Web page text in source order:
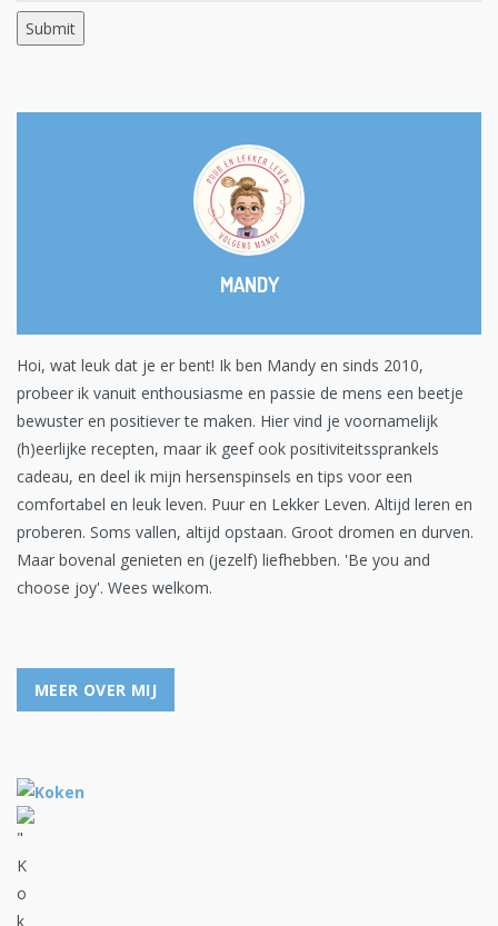
MANDY
Hoi, wat leuk dat je er bent! Ik ben Mandy en sinds 2010,
probeer ik vanuit enthousiasme en passie de mens een beetje
bewuster en positiever te maken. Hier vind je voornamelijk
(h)eerlijke recepten, maar ik geef ook positiviteitssprankels
cadeau, en deel ik mijn hersenspinsels en tips voor een
comfortabel en leuk leven. Puur en Lekker Leven. Altijd leren en
proberen. Soms vallen, altijd opstaan. Groot dromen en durven.
Maar bovenal genieten en (jezelf) liefhebben. 'Be you and
choose joy'. Wees welkom.
MEER OVER MIJ